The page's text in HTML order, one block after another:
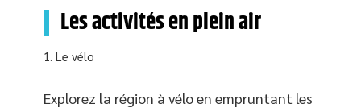
Les activités en plein air
Le vélo
Explorez la région à vélo en empruntant les